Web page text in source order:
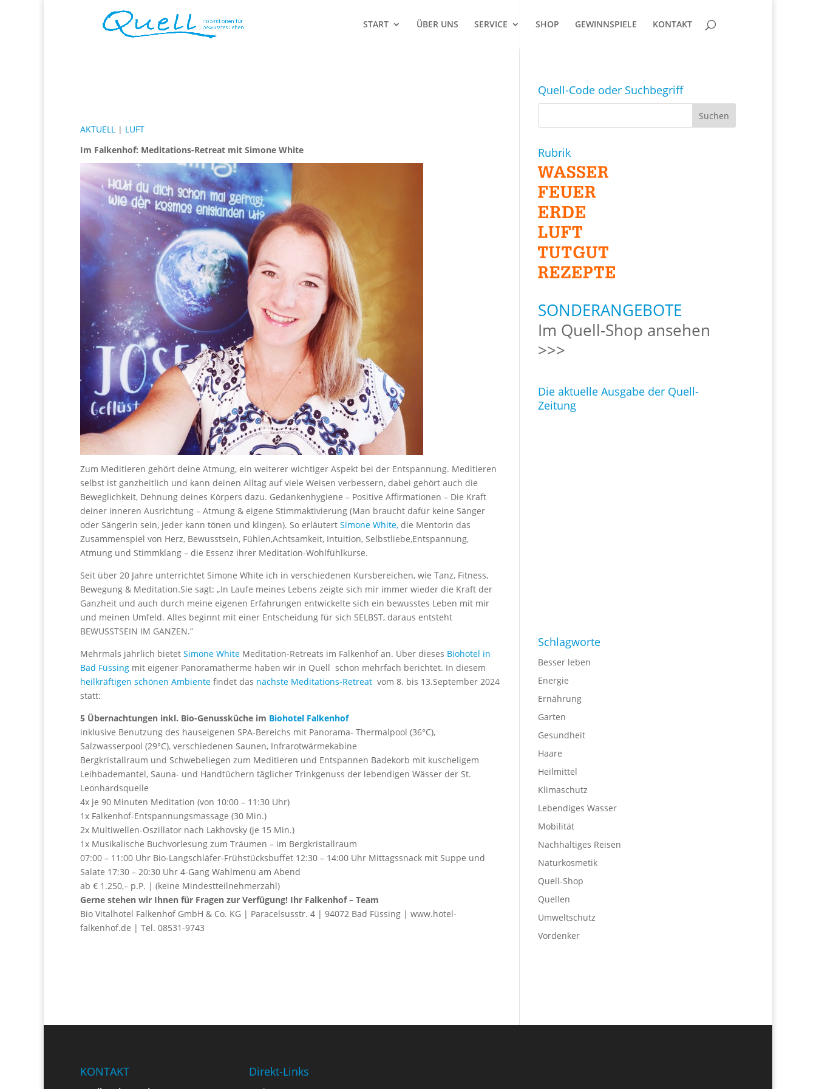
START ÜBER UNS SERVICE SHOP GEWINNSPIELE KONTAKT
AKTUELL | LUFT
Im Falkenhof: Meditations-Retreat mit Simone White
Zum Meditieren gehört deine Atmung, ein weiterer wichtiger Aspekt bei der Entspannung. Meditieren
selbst ist ganzheitlich und kann deinen Alltag auf viele Weisen verbessern, dabei gehört auch die
Beweglichkeit, Dehnung deines Körpers dazu. Gedankenhygiene – Positive Affirmationen – Die Kraft
deiner inneren Ausrichtung – Atmung & eigene Stimmaktivierung (Man braucht dafür keine Sänger
oder Sängerin sein, jeder kann tönen und klingen). So erläutert Simone White, die Mentorin das
Zusammenspiel von Herz, Bewusstsein, Fühlen,Achtsamkeit, Intuition, Selbstliebe,Entspannung,
Atmung und Stimmklang – die Essenz ihrer Meditation-Wohlfühlkurse.
Seit über 20 Jahre unterrichtet Simone White ich in verschiedenen Kursbereichen, wie Tanz, Fitness,
Bewegung & Meditation.Sie sagt: „In Laufe meines Lebens zeigte sich mir immer wieder die Kraft der
Ganzheit und auch durch meine eigenen Erfahrungen entwickelte sich ein bewusstes Leben mit mir
und meinen Umfeld. Alles beginnt mit einer Entscheidung für sich SELBST, daraus entsteht
BEWUSSTSEIN IM GANZEN.“
Mehrmals jährlich bietet Simone White Meditation-Retreats im Falkenhof an. Über dieses Biohotel in
Bad Füssing mit eigener Panoramatherme haben wir in Quell schon mehrfach berichtet. In diesem
heilkräftigen schönen Ambiente findet das nächste Meditations-Retreat vom 8. bis 13.September 2024
statt:
5 Übernachtungen inkl. Bio-Genussküche im Biohotel Falkenhof
inklusive Benutzung des hauseigenen SPA-Bereichs mit Panorama- Thermalpool (36°C),
Salzwasserpool (29°C), verschiedenen Saunen, Infrarotwärmekabine
Bergkristallraum und Schwebeliegen zum Meditieren und Entspannen Badekorb mit kuscheligem
Leihbademantel, Sauna- und Handtüchern täglicher Trinkgenuss der lebendigen Wässer der St.
Leonhardsquelle
4x je 90 Minuten Meditation (von 10:00 – 11:30 Uhr)
1x Falkenhof-Entspannungsmassage (30 Min.)
2x Multiwellen-Oszillator nach Lakhovsky (je 15 Min.)
1x Musikalische Buchvorlesung zum Träumen – im Bergkristallraum
07:00 – 11:00 Uhr Bio-Langschläfer-Frühstücksbuffet 12:30 – 14:00 Uhr Mittagssnack mit Suppe und
Salate 17:30 – 20:30 Uhr 4-Gang Wahlmenü am Abend
ab € 1.250,– p.P. | (keine Mindestteilnehmerzahl)
Gerne stehen wir Ihnen für Fragen zur Verfügung! Ihr Falkenhof – Team
Bio Vitalhotel Falkenhof GmbH & Co. KG | Paracelsusstr. 4 | 94072 Bad Füssing | www.hotel-
falkenhof.de | Tel. 08531-9743
Quell-Code oder Suchbegriff
Rubrik
SONDERANGEBOTE
Im Quell-Shop ansehen
>>>
Die aktuelle Ausgabe der Quell-
Zeitung
Schlagworte
Besser leben
Energie
Ernährung
Garten
Gesundheit
Haare
Heilmittel
Klimaschutz
Lebendiges Wasser
Mobilität
Nachhaltiges Reisen
Naturkosmetik
Quell-Shop
Quellen
Umweltschutz
Vordenker
KONTAKT Direkt-Links